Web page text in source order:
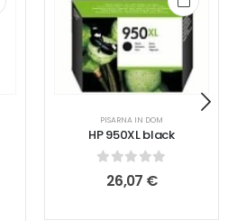
PISARNA IN DOM
HP 950XL black
out of 5
26,07 €